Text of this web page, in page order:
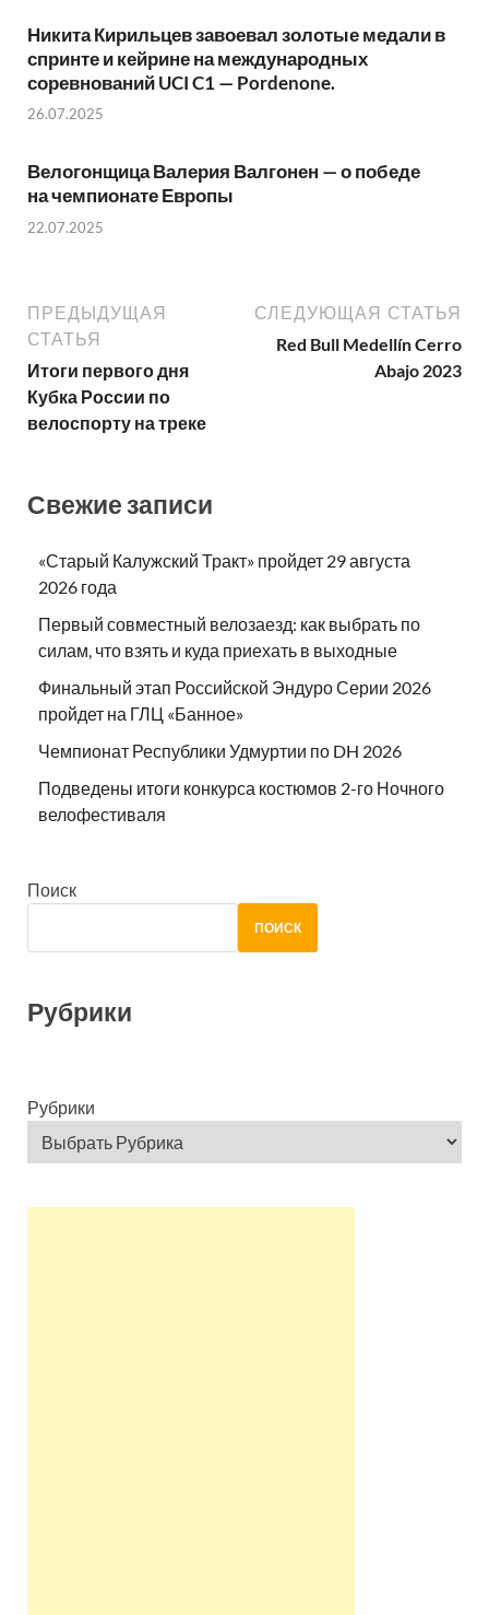
Никита Кирильцев завоевал золотые медали в
спринте и кейрине на международных
соревнований UCI C1 — Pordenone.
26.07.2025
Велогонщица Валерия Валгонен — о победе
на чемпионате Европы
22.07.2025
ПРЕДЫДУЩАЯ
СТАТЬЯ
Итоги первого дня
Кубка России по
велоспорту на треке
СЛЕДУЮЩАЯ СТАТЬЯ
Red Bull Medellín Cerro
Abajo 2023
Свежие записи
«Старый Калужский Тракт» пройдет 29 августа
2026 года
Первый совместный велозаезд: как выбрать по
силам, что взять и куда приехать в выходные
Финальный этап Российской Эндуро Серии 2026
пройдет на ГЛЦ «Банное»
Чемпионат Республики Удмуртии по DH 2026
Подведены итоги конкурса костюмов 2-го Ночного
велофестиваля
Поиск
ПОИСК
Рубрики
Рубрики